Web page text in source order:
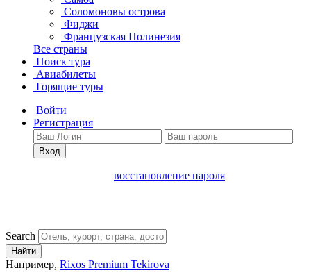
Соломоновы острова
Фиджи
Французская Полинезия
Все страны
Поиск тура
Авиабилеты
Горящие туры
Войти
Регистрация
Вход
восстановление пароля
Search
Найти
Например, Rixos Premium Tekirova